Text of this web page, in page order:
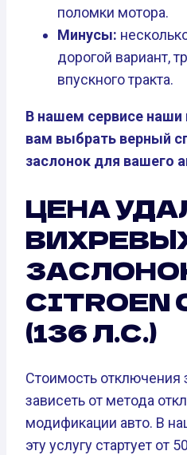
поломки мотора.
Минусы:
дорогой вариант,
впускного тракта.
В нашем сервисе
вам выбрать верный
заслонок для вашего
ЦЕНА
CITROEN
(136 Л.С.)
Стоимость отключения
зависеть от метода
модификации авто. В
эту услугу стартует от